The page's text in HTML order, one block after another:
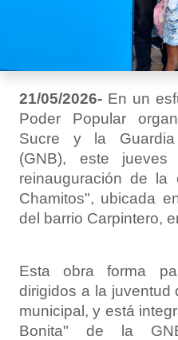
21/05/2026- En un
Poder Popular
Sucre y la Guardia
(GNB), este
reinauguración de la
Chamitos", ubicada
del barrio Carpintero,
Esta obra forma
dirigidos a la juventud
municipal, y está
Bonita" de la